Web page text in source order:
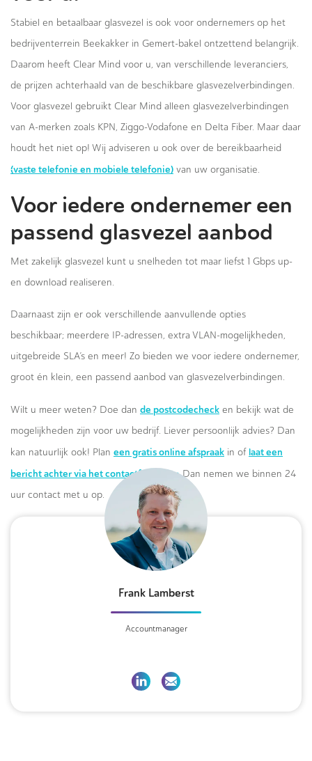
Stabiel en betaalbaar glasvezel is ook voor ondernemers op het
bedrijventerrein Beekakker in Gemert-bakel ontzettend belangrijk.
Daarom heeft Clear Mind voor u, van verschillende leveranciers,
de prijzen achterhaald van de beschikbare glasvezelverbindingen.
Voor glasvezel gebruikt Clear Mind alleen glasvezelverbindingen
van A-merken zoals KPN, Ziggo-Vodafone en Delta Fiber. Maar daar
houdt het niet op! Wij adviseren u ook over de bereikbaarheid
(vaste telefonie en mobiele telefonie) van uw organisatie.
Voor iedere ondernemer een
passend glasvezel aanbod
Met zakelijk glasvezel kunt u snelheden tot maar liefst 1 Gbps up-
en download realiseren.
Daarnaast zijn er ook verschillende aanvullende opties
beschikbaar; meerdere IP-adressen, extra VLAN-mogelijkheden,
uitgebreide SLA’s en meer! Zo bieden we voor iedere ondernemer,
groot én klein, een passend aanbod van glasvezelverbindingen.
Wilt u meer weten? Doe dan de postcodecheck en bekijk wat de
mogelijkheden zijn voor uw bedrijf. Liever persoonlijk advies? Dan
kan natuurlijk ook! Plan een gratis online afspraak in of laat een
bericht achter via het contactformulier.Dan nemen we binnen 24
uur contact met u op.
Frank Lamberst
Accountmanager